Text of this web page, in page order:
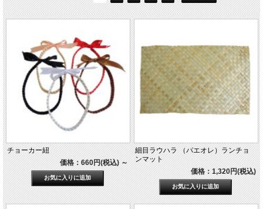
チョーカー紐
価格：660円(税込)～
細目ラウハラ （パエオレ）ランチョ
ンマット
価格：1,320円(税込)